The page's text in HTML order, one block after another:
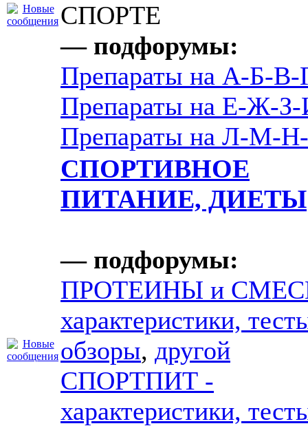
СПОРТЕ
— подфорумы:
Препараты на А-Б-
Препараты на Е-Ж-
Препараты на Л-М-
СПОРТИВНОЕ
ПИТАНИЕ, ДИЕТЫ
— подфорумы:
ПРОТЕИНЫ и
характеристики,
обзоры, другой
СПОРТПИТ -
характеристики,